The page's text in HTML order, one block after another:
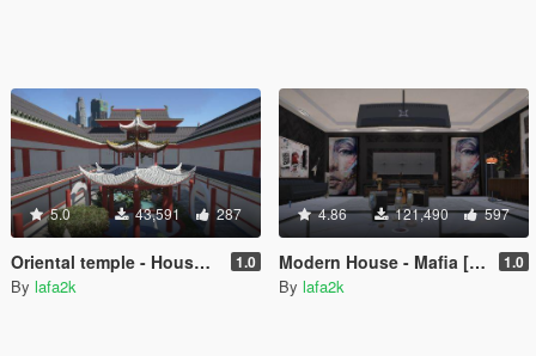
5.0 43,591 287
Oriental temple - House [Add-On SP | OIV / FiveM] 1.0
By lafa2k
4.86 121,490 597
Modern House - Mafia [Add-On SP | OIV / FiveM] 1.0
By lafa2k